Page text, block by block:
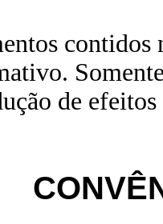
contidos
de